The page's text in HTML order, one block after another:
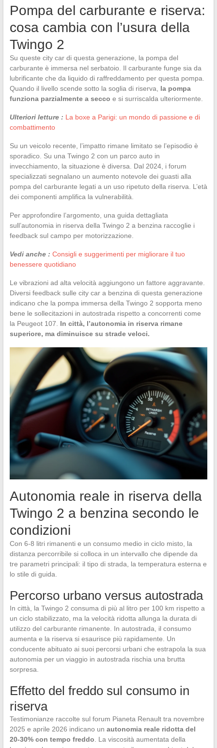
Pompa del carburante e riserva:
cosa cambia con l’usura della
Twingo 2
Su queste city car di questa generazione, la pompa del
carburante è immersa nel serbatoio. Il carburante funge sia da
lubrificante che da liquido di raffreddamento per questa pompa.
Quando il livello scende sotto la soglia di riserva, la pompa
funziona parzialmente a secco e si surriscalda ulteriormente.
Ulteriori letture : La boxe a Parigi: un mondo di passione e di
combattimento
Su un veicolo recente, l’impatto rimane limitato se l’episodio è
sporadico. Su una Twingo 2 con un parco auto in
invecchiamento, la situazione è diversa. Dal 2024, i forum
specializzati segnalano un aumento notevole dei guasti alla
pompa del carburante legati a un uso ripetuto della riserva. L’età
dei componenti amplifica la vulnerabilità.
Per approfondire l’argomento, una guida dettagliata
sull’autonomia in riserva della Twingo 2 a benzina raccoglie i
feedback sul campo per motorizzazione.
Vedi anche : Consigli e suggerimenti per migliorare il tuo
benessere quotidiano
Le vibrazioni ad alta velocità aggiungono un fattore aggravante.
Diversi feedback sulle city car a benzina di questa generazione
indicano che la pompa immersa della Twingo 2 sopporta meno
bene le sollecitazioni in autostrada rispetto a concorrenti come
la Peugeot 107. In città, l’autonomia in riserva rimane
superiore, ma diminuisce su strade veloci.
Autonomia reale in riserva della
Twingo 2 a benzina secondo le
condizioni
Con 6-8 litri rimanenti e un consumo medio in ciclo misto, la
distanza percorribile si colloca in un intervallo che dipende da
tre parametri principali: il tipo di strada, la temperatura esterna e
lo stile di guida.
Percorso urbano versus autostrada
In città, la Twingo 2 consuma di più al litro per 100 km rispetto a
un ciclo stabilizzato, ma la velocità ridotta allunga la durata di
utilizzo del carburante rimanente. In autostrada, il consumo
aumenta e la riserva si esaurisce più rapidamente. Un
conducente abituato ai suoi percorsi urbani che estrapola la sua
autonomia per un viaggio in autostrada rischia una brutta
sorpresa.
Effetto del freddo sul consumo in
riserva
Testimonianze raccolte sul forum Pianeta Renault tra novembre
2025 e aprile 2026 indicano un autonomia reale ridotta del
20-30% con tempo freddo . La viscosità aumentata della